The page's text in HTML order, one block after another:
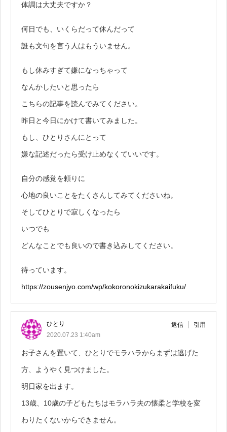
体調は大丈夫ですか？
何日でも、いくらだって休んだって
誰も文句を言う人はもういません。
もし休みすぎて嫌になっちゃって
なんかしたいと思ったら
こちらの記事を読んでみてください。
昨日と今日にかけて書いてみました。
もし、ひとりさんにとって
嫌な記述だったら受け止めなくていいです。
自分の感覚を頼りに
心地の良いことをたくさんしてみてくださいね。
そしてひとりで寂しくなったら
いつでも
どんなことでも良いので書き込みしてください。
待っています。
https://zousenjyo.com/wp/kokoronokizukarakaifuku/
ひとり
2020.07.23 1:40am
返信 引用
お子さんを置いて、ひとりでモラハラからまずは逃げた
方、ようやく見つけました。
明日家を出ます。
13歳、10歳の子どもたちはモラハラ夫の懐柔と学校を変
わりたくないからできません。